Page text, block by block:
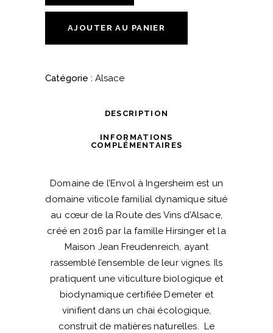
-
Macération
-
AJOUTER AU PANIER
Catégorie : Alsace
DESCRIPTION
INFORMATIONS
COMPLÉMENTAIRES
Domaine de l’Envol à Ingersheim est un
domaine viticole familial dynamique situé
au cœur de la Route des Vins d’Alsace,
créé en 2016 par la famille Hirsinger et la
Maison Jean Freudenreich, ayant
rassemblé l’ensemble de leur vignes. Ils
pratiquent une viticulture biologique et
biodynamique certifiée Demeter et
vinifient dans un chai écologique,
construit de matières naturelles. Le